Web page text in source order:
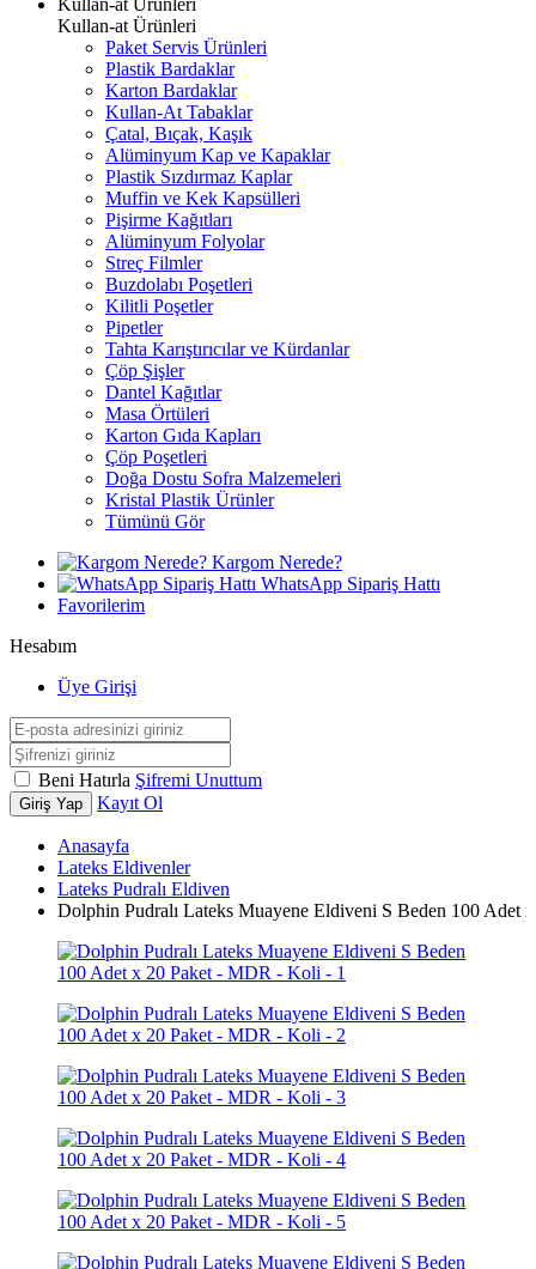
Kullan-at Ürünleri
Kullan-at Ürünleri
Paket Servis Ürünleri
Plastik Bardaklar
Karton Bardaklar
Kullan-At Tabaklar
Çatal, Bıçak, Kaşık
Alüminyum Kap ve Kapaklar
Plastik Sızdırmaz Kaplar
Muffin ve Kek Kapsülleri
Pişirme Kağıtları
Alüminyum Folyolar
Streç Filmler
Buzdolabı Poşetleri
Kilitli Poşetler
Pipetler
Tahta Karıştırıcılar ve Kürdanlar
Çöp Şişler
Dantel Kağıtlar
Masa Örtüleri
Karton Gıda Kapları
Çöp Poşetleri
Doğa Dostu Sofra Malzemeleri
Kristal Plastik Ürünler
Tümünü Gör
Kargom Nerede?
WhatsApp Sipariş Hattı
Favorilerim
Hesabım
Üye Girişi
Beni Hatırla Şifremi Unuttum
Giriş Yap Kayıt Ol
Anasayfa
Lateks Eldivenler
Lateks Pudralı Eldiven
Dolphin Pudralı Lateks Muayene Eldiveni S Beden 100 Adet